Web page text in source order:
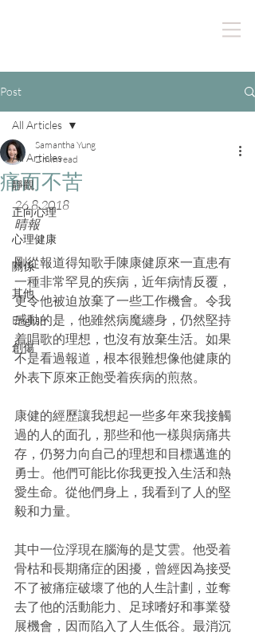
Post
All Articles
靜觀
正向心理
心理健康
關係
其他
English
創傷
All Articles
痛而不苦
Samantha Yung
2 min read
26.8.2018
晴報
剛從報道得知歌手陳康健原來一直患有
一種非常罕見的疾病，近年病情反覆，
更令他被迫放棄了一些工作機會。令我
感動的是，他雖然病魔纏身，仍然堅持
着唱歌的理想，也沒有放棄生活。如果
不是看過報道，根本很難想像他健康的
外表下原來正飽受着疾病的煎熬。
康健的經歷讓我想起一些多年來我接觸
過的人的面孔，那些和他一樣與病痛共
存，仍努力向自己的理想和目標邁進的
勇士。他們可能比你我更投入生活和熱
愛生命。從他們身上，我看到了人的堅
毅和力量。
其中一位浮現在腦海的是艾雲。他受着
骨枯和長期痛症的困擾，曾經因為接受
不了被痛症破壞了他的人生計劃，並奪
去了他的活動能力、足球嗜好和事業發
展機會，因而陷入了人生低谷。最消沉